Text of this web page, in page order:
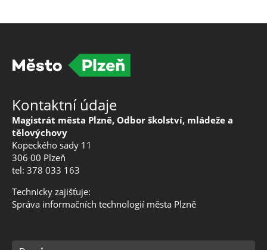
Kontaktní údaje
Magistrát města Plzně, Odbor školství, mládeže a
tělovýchovy
Kopeckého sady 11
306 00 Plzeň
tel: 378 033 163
Technicky zajišťuje:
Správa informačních technologií města Plzně